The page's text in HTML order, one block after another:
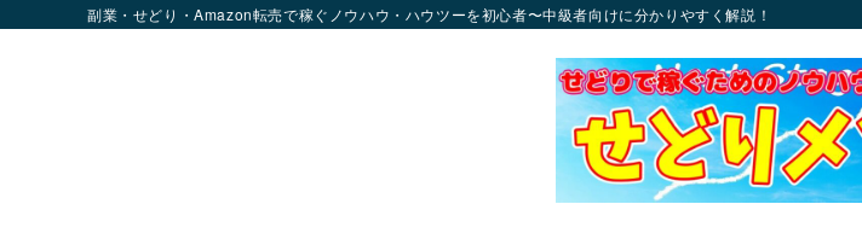
副業・せどり・Amazon転売で稼ぐノウハウ・ハウツーを初心者〜中級者向けに分かりやすく解説！